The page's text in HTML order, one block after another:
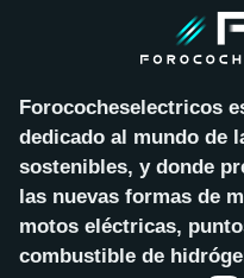
Forococheselectricos
dedicado al mundo de
sostenibles, y donde
las nuevas formas de
motos eléctricas,
combustible de